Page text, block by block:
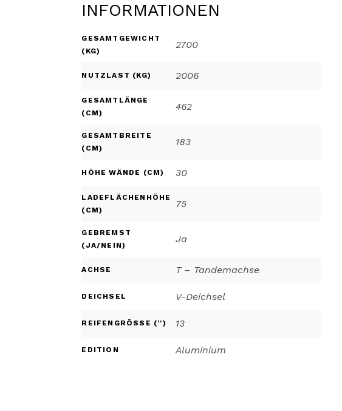
INFORMATIONEN
GESAMTGEWICHT
(KG)
2700
NUTZLAST (KG) 2006
GESAMTLÄNGE
(CM)
462
GESAMTBREITE
(CM)
183
HÖHE WÄNDE (CM) 30
LADEFLÄCHENHÖHE
(CM)
75
GEBREMST
(JA/NEIN)
Ja
ACHSE T – Tandemachse
DEICHSEL V-Deichsel
REIFENGRÖSSE ('') 13
EDITION Aluminium